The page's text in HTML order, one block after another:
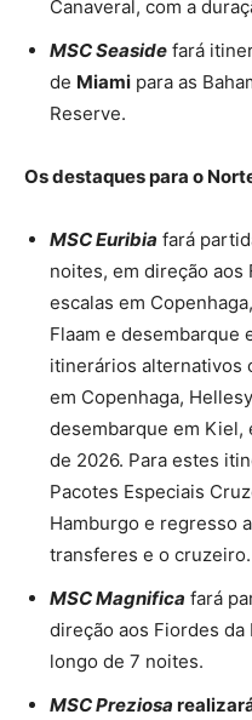
Canaveral, com a
MSC Seaside fará
de Miami para as
Reserve.
Os destaques para o
MSC Euribia fará
noites, em direção aos
escalas em
Flaam e desembarque
itinerários alternativos
em Copenhaga,
desembarque em Kiel,
de 2026. Para estes
Pacotes Especiais
Hamburgo e regresso
transferes e o cruzeiro.
MSC Magnifica fará
direção aos Fiordes da
longo de 7 noites.
MSC Preziosa